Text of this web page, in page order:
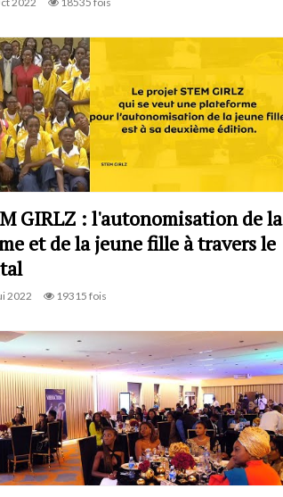
GIRLZ : l'autonomisation de la
et de la jeune fille à travers le
2022 19315 fois